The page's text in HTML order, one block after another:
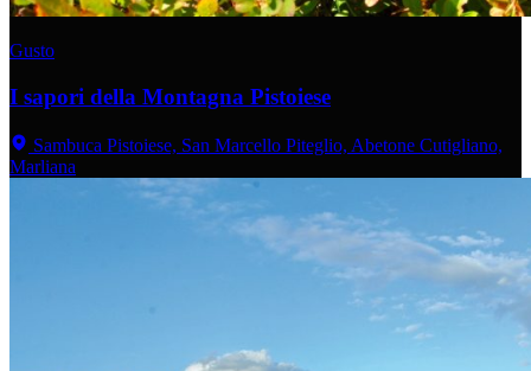
Gusto
I sapori della Montagna Pistoiese
Sambuca Pistoiese, San Marcello Piteglio, Abetone Cutigliano,
Marliana